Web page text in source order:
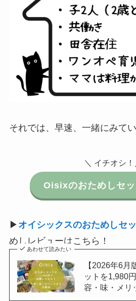
それでは、早速、一緒にみて
＼ イチオシ！
Oisixのおためしセ
▶ オイシックスのおためしセ
めしレビューはこちら！
あわせて読みたい
【2026年6月
ットを1,980
容・味・メリ